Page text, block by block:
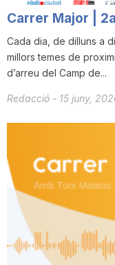
Carrer Major |
Cada dia, de dilluns a
millors temes de
d’arreu del Camp de...
Redacció - 15 juny,